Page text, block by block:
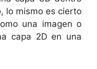
lo mismo es cierto
una imagen o
capa 2D en una